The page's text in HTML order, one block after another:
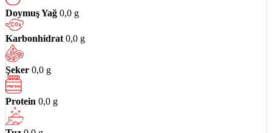
Doymuş Yağ 0,0 g
Karbonhidrat 0,0 g
Şeker 0,0 g
Protein 0,0 g